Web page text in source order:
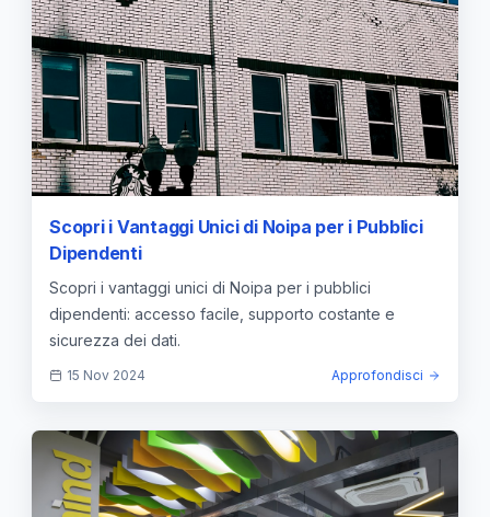
Scopri i Vantaggi Unici di Noipa per i Pubblici
Dipendenti
Scopri i vantaggi unici di Noipa per i pubblici
dipendenti: accesso facile, supporto costante e
sicurezza dei dati.
15 Nov 2024 Approfondisci